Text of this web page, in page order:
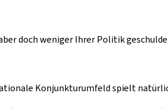
doch weniger Ihrer Politik
Konjunkturumfeld spielt